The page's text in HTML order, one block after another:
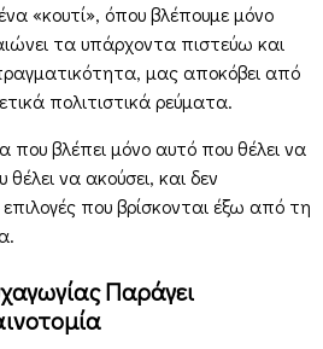
«κουτί», όπου βλέπουμε μόνο
τα υπάρχοντα πιστεύω και
μας αποκόβει από
πολιτιστικά ρεύματα.
που βλέπει μόνο αυτό που θέλει να
να ακούσει, και δεν
που βρίσκονται έξω από τη
Παράγει